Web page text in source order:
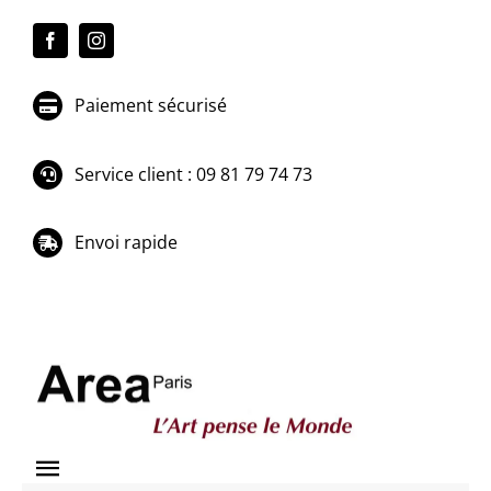
Paiement sécurisé
Service client : 09 81 79 74 73
Envoi rapide